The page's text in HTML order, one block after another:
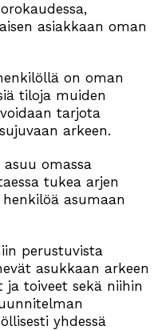
asiakkaan oman
on oman
tiloja muiden
tarjota
arkeen.
asuu omassa
tukea arjen
asumaan
perustuvista
asukkaan arkeen
ja toiveet sekä niihin
yhdessä